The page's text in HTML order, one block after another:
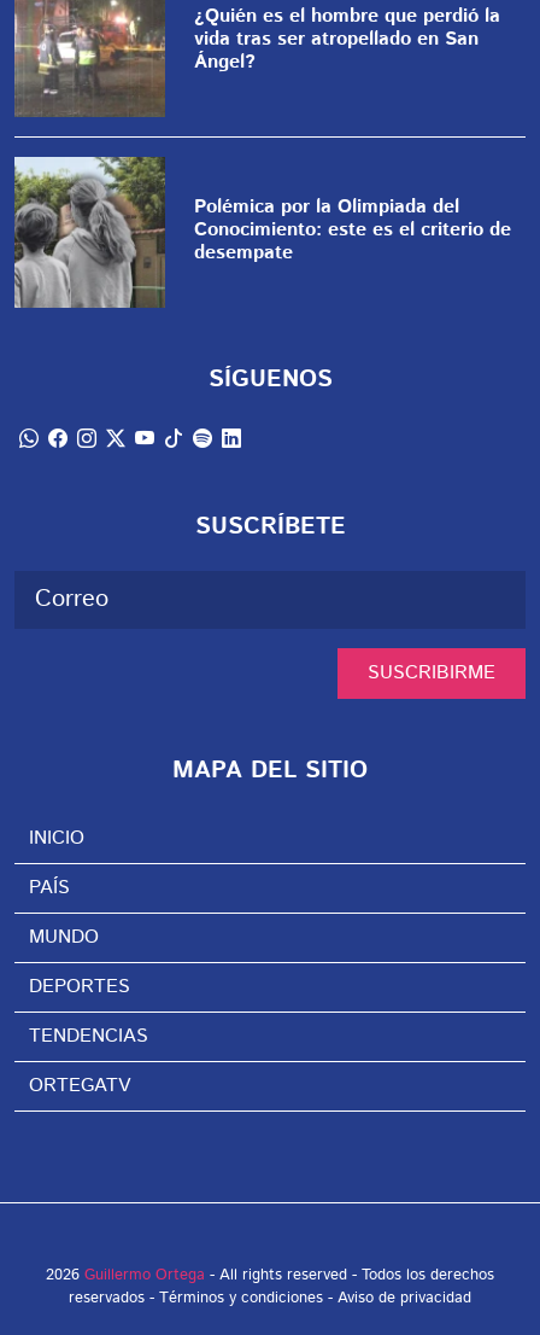
¿Quién es el hombre que perdió la
vida tras ser atropellado en San
Ángel?
Polémica por la Olimpiada del
Conocimiento: este es el criterio de
desempate
SÍGUENOS
SUSCRÍBETE
SUSCRIBIRME
MAPA DEL SITIO
INICIO
PAÍS
MUNDO
DEPORTES
TENDENCIAS
ORTEGATV
2026 Guillermo Ortega - All rights reserved - Todos los derechos
reservados - Términos y condiciones - Aviso de privacidad